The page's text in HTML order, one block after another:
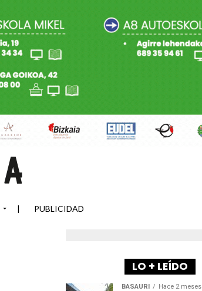
| PUBLICIDAD
LO + LEÍDO
BASAURI Hace 2 meses